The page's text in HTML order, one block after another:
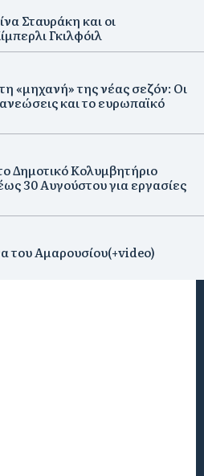
Σταυράκη και οι
Γκιλφόιλ
«μηχανή» της νέας σεζόν: Οι
και το ευρωπαϊκό
Δημοτικό Κολυμβητήριο
30 Αυγούστου για εργασίες
του Αμαρουσίου(+video)